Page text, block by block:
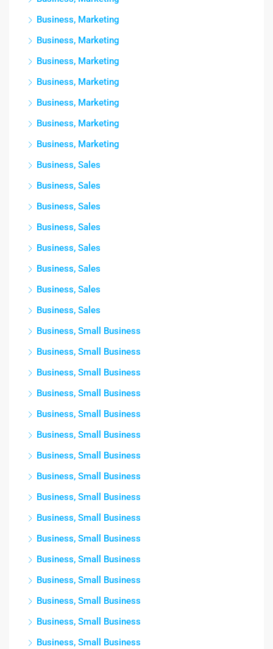
Business, Marketing
Business, Marketing
Business, Marketing
Business, Marketing
Business, Marketing
Business, Marketing
Business, Marketing
Business, Sales
Business, Sales
Business, Sales
Business, Sales
Business, Sales
Business, Sales
Business, Sales
Business, Sales
Business, Small Business
Business, Small Business
Business, Small Business
Business, Small Business
Business, Small Business
Business, Small Business
Business, Small Business
Business, Small Business
Business, Small Business
Business, Small Business
Business, Small Business
Business, Small Business
Business, Small Business
Business, Small Business
Business, Small Business
Business, Small Business